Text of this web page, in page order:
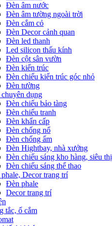
Đèn âm nước
Đèn âm tường ngoài trời
Đèn cắm cỏ
Đèn Decor cảnh quan
Đèn led thanh
Led silicon thấu kính
Đèn cột sân vườn
Đèn kiến trúc
Đèn chiếu kiến trúc góc nhỏ
Đèn tường
dụng
Đèn chiếu bảo tàng
Đèn chiếu tranh
Đèn khẩn cấp
Đèn chống nổ
Đèn chống ẩm
Đèn Hightbay, nhà xưởng
Đèn chiếu sáng kho hàng, siêu thị
Đèn chiếu sáng thể thao
Decor trang trí
Đèn phale
Decor trang trí
tắc, ổ cắm